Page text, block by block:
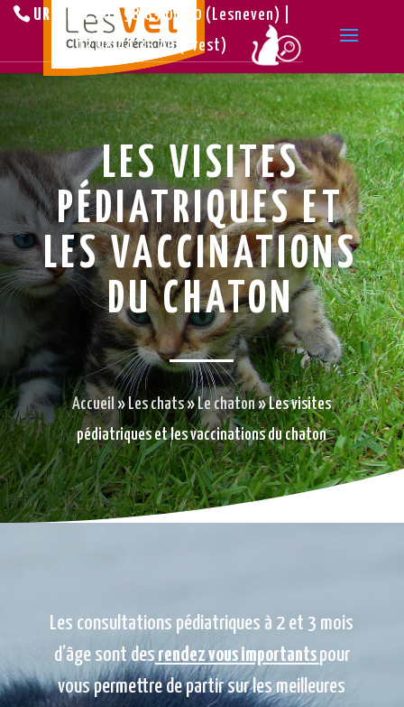
URGENCE : 02.98.83.00.10 (Lesneven) |
02.98.44.35.40 (Brest)
LES VISITES
PÉDIATRIQUES ET
LES VACCINATIONS
DU CHATON
Accueil »Les chats»Le chaton»Les visites
pédiatriques et les vaccinations du chaton
Les consultations pédiatriques à 2 et 3 mois
d’âge sont desrendez vous importantspour
vous permettre de partir sur les meilleures